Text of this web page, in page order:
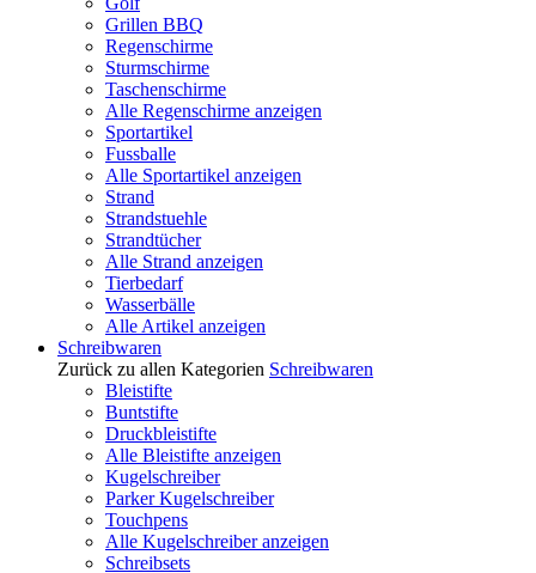
Grillen BBQ
Regenschirme
Sturmschirme
Taschenschirme
Alle Regenschirme anzeigen
Sportartikel
Fussballe
Alle Sportartikel anzeigen
Strand
Strandstuehle
Strandtücher
Alle Strand anzeigen
Tierbedarf
Wasserbälle
Alle Artikel anzeigen
Schreibwaren
Zurück zu allen Kategorien Schreibwaren
Bleistifte
Buntstifte
Druckbleistifte
Alle Bleistifte anzeigen
Kugelschreiber
Parker Kugelschreiber
Touchpens
Alle Kugelschreiber anzeigen
Schreibsets